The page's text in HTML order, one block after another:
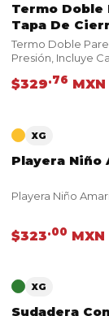
VER
Termo Doble
Tapa De
Termo Doble
Presión, Incluye
$329.76 MXN
VER PRODUCTO
XG
Playera Niño
Playera Niño
$323.00 MXN
VER PRODUCTO
XG
Sudadera